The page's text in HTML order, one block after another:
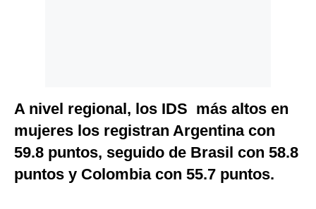
A nivel regional, los IDS más altos en
mujeres los registran Argentina con
59.8 puntos, seguido de Brasil con 58.8
puntos y Colombia con 55.7 puntos.